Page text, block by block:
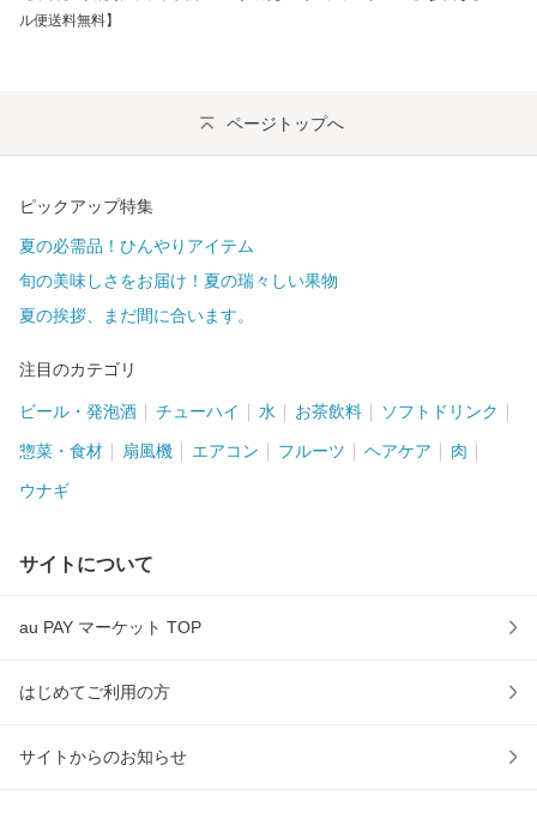
ル便送料無料】
ページトップへ
ピックアップ特集
夏の必需品！ひんやりアイテム
旬の美味しさをお届け！夏の瑞々しい果物
夏の挨拶、まだ間に合います。
注目のカテゴリ
ビール・発泡酒 チューハイ 水 お茶飲料 ソフトドリンク
惣菜・食材 扇風機 エアコン フルーツ ヘアケア 肉
ウナギ
サイトについて
au PAY マーケット TOP
はじめてご利用の方
サイトからのお知らせ